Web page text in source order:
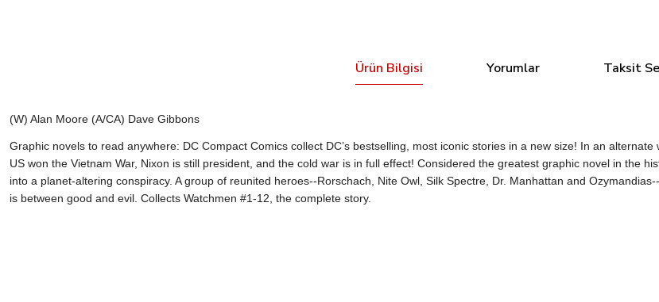
Ürün Bilgisi Yorumlar Taksit
(W) Alan Moore (A/CA) Dave Gibbons
Graphic novels to read anywhere: DC Compact Comics collect DC’s bestselling, most iconic stories in a new size! In an
US won the Vietnam War, Nixon is still president, and the cold war is in full effect! Considered the greatest graphic novel in the
into a planet-altering conspiracy. A group of reunited heroes--Rorschach, Nite Owl, Silk Spectre, Dr. Manhattan and
is between good and evil. Collects Watchmen #1-12, the complete story.